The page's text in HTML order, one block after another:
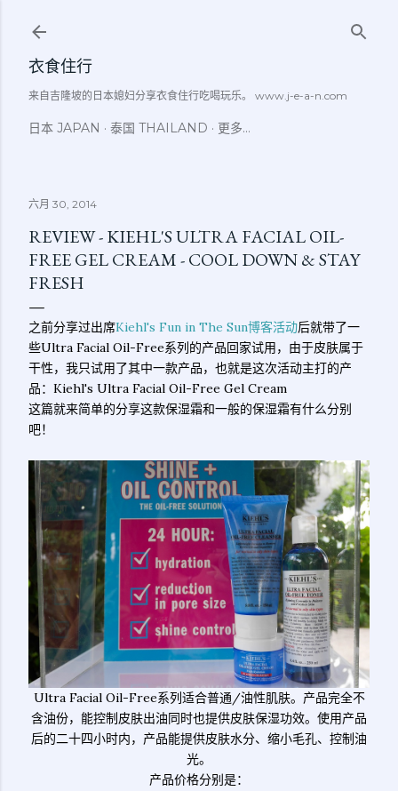
衣食住行
来自吉隆坡的日本媳妇分享衣食住行吃喝玩乐。 www.j-e-a-n.com
日本 JAPAN 泰国 THAILAND 更多…
六月 30, 2014
REVIEW - KIEHL'S ULTRA FACIAL OIL-
FREE GEL CREAM - COOL DOWN & STAY
FRESH
之前分享过出席Kiehl's Fun in The Sun博客活动后就带了一
些Ultra Facial Oil-Free系列的产品回家试用，由于皮肤属于
干性，我只试用了其中一款产品，也就是这次活动主打的产
品：Kiehl's Ultra Facial Oil-Free Gel Cream
这篇就来简单的分享这款保湿霜和一般的保湿霜有什么分别
吧！
Ultra Facial Oil-Free系列适合普通/油性肌肤。 产品完全不
含油份，能控制皮肤出油同时也提供皮肤保湿功效。使用产品
后的二十四小时内，产品能提供皮肤水分、缩小毛孔、控制油
光。
产品价格分别是：